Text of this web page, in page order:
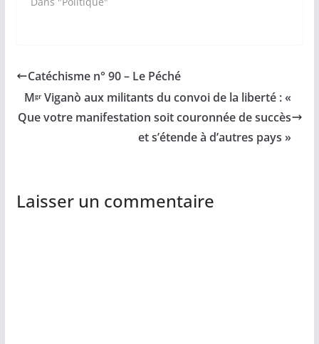
Catéchisme n° 90 – Le Péché
Mᵍʳ Viganò aux militants du convoi de la liberté : «
Que votre manifestation soit couronnée de succès
et s’étende à d’autres pays »
Laisser un commentaire